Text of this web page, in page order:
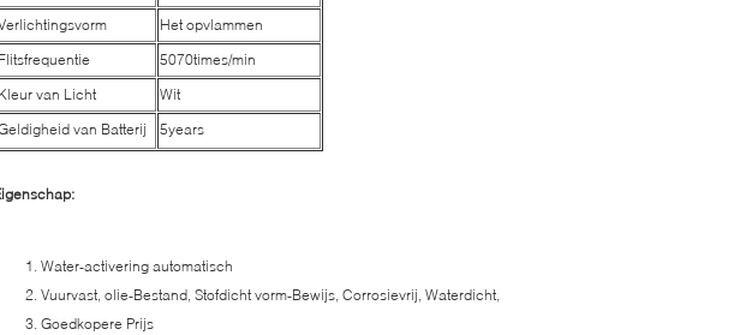
Het opvlammen
5070times/min
van Licht
Wit
van Batterij
5years
Water-activering automatisch
Vuurvast, olie-Bestand, Stofdicht vorm-Bewijs, Corrosievrij, Waterdicht,
Goedkopere Prijs